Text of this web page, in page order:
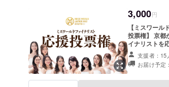
3,000円
【ミスワール
投票権】 京都から世界を目指すファ
イナリストを
す！ 2022年5
入されたリタ
されます。 大会中や大会後も支援で
支援者：15
お届け予定